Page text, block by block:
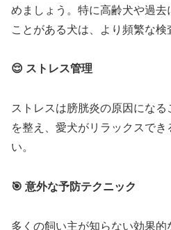
めましょう。特に高齢犬や過
ことがある犬は、より頻繁な検
😌 ストレス管理
ストレスは膀胱炎の原因にな
を整え、愛犬がリラックスでき
い。
🎯 意外な予防テクニック
多くの飼い主が知らない効果的